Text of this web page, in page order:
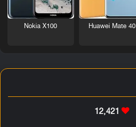
Huawei Mate 40
Nokia X100
12٬421